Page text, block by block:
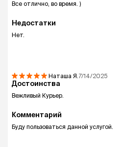
Все отлично, во время. )
Недостатки
Нет.
Наташа Я. 7/14/2025
Достоинства
Вежливый Курьер.
Комментарий
Буду пользоваться данной услугой.